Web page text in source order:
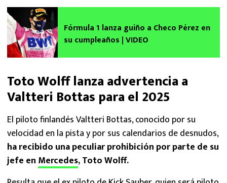
Fórmula 1 lanza guiño a Checo Pérez en
su cumpleaños | VIDEO
Toto Wolff lanza advertencia a
Valtteri Bottas para el 2025
El piloto finlandés Valtteri Bottas, conocido por su
velocidad en la pista y por sus calendarios de desnudos,
ha recibido una peculiar prohibición por parte de su
jefe en Mercedes, Toto Wolff.